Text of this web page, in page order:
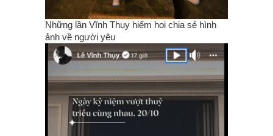
Những lần Vĩnh Thụy hiếm hoi chia sẻ hình
ảnh về người yêu